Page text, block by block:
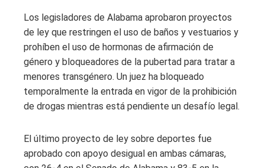
Los legisladores de Alabama aprobaron proyectos
de ley que restringen el uso de baños y vestuarios y
prohíben el uso de hormonas de afirmación de
género y bloqueadores de la pubertad para tratar a
menores transgénero. Un juez ha bloqueado
temporalmente la entrada en vigor de la prohibición
de drogas mientras está pendiente un desafío legal.
El último proyecto de ley sobre deportes fue
aprobado con apoyo desigual en ambas cámaras,